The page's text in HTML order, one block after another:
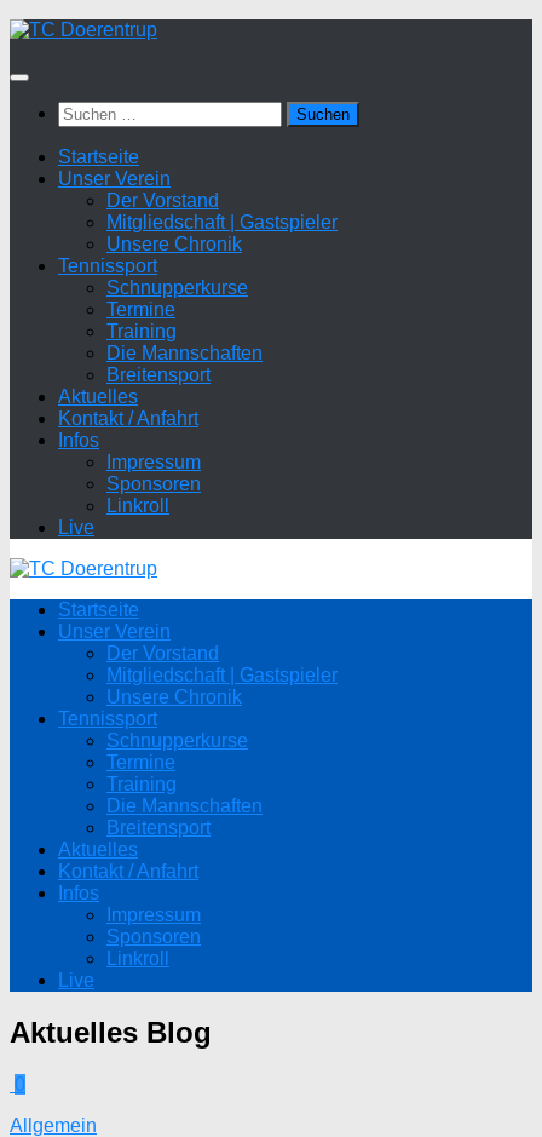
Zum
springen
Suchen
nach:
Startseite
Unser Verein
Der Vorstand
Mitgliedschaft | Gastspieler
Unsere Chronik
Tennissport
Schnupperkurse
Termine
Training
Die Mannschaften
Breitensport
Aktuelles
Kontakt / Anfahrt
Infos
Impressum
Sponsoren
Linkroll
Live
Startseite
Unser Verein
Der Vorstand
Mitgliedschaft | Gastspieler
Unsere Chronik
Tennissport
Schnupperkurse
Termine
Training
Die Mannschaften
Breitensport
Aktuelles
Kontakt / Anfahrt
Infos
Impressum
Sponsoren
Linkroll
Live
Aktuelles Blog
0
Allgemein